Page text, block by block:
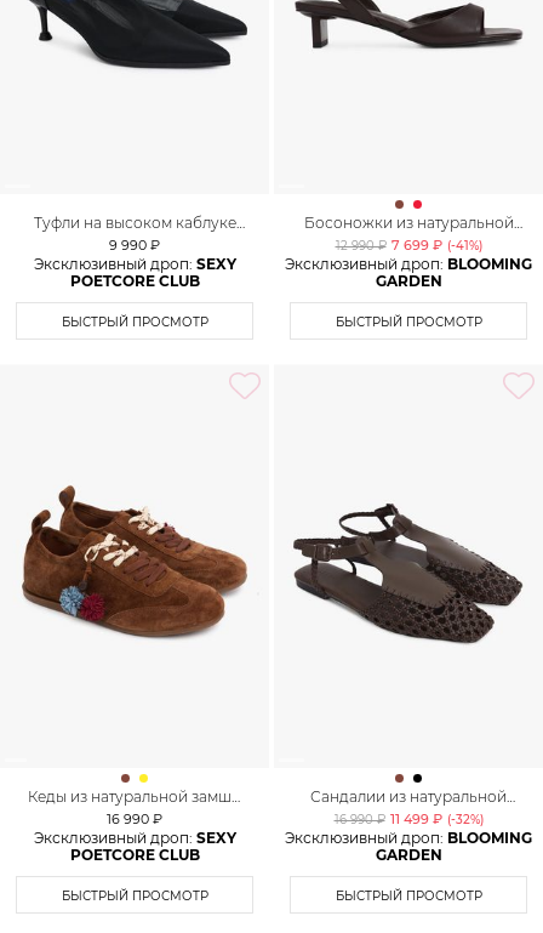
Туфли на высоком каблуке
Lera Nena Unreal
9 990 ₽
Эксклюзивный дроп: SEXY
POETCORE CLUB
БЫСТРЫЙ ПРОСМОТР
Босоножки из натуральной
кожи Lera Nena
12 990 ₽ 7 699 ₽ (-41%)
Эксклюзивный дроп: BLOOMING
GARDEN
БЫСТРЫЙ ПРОСМОТР
Кеды из натуральной замши
Lera Nena
16 990 ₽
Эксклюзивный дроп: SEXY
POETCORE CLUB
БЫСТРЫЙ ПРОСМОТР
Сандалии из натуральной
кожи Lera Nena
16 990 ₽ 11 499 ₽ (-32%)
Эксклюзивный дроп: BLOOMING
GARDEN
БЫСТРЫЙ ПРОСМОТР